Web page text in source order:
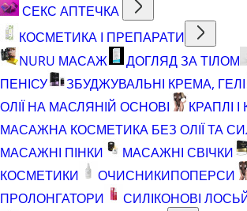
СЕКС АПТЕЧКА
КОСМЕТИКА І ПРЕПАРАТИ
NURU МАСАЖ
ДОГЛЯД ЗА ТІЛОМ
ПЕНІСУ
ЗБУДЖУВАЛЬНІ КРЕМА, ГЕЛІ
ОЛІЇ НА МАСЛЯНІЙ ОСНОВІ
КРАПЛІ
МАСАЖНА КОСМЕТИКА БЕЗ ОЛІЇ ТА
МАСАЖНІ ПІНКИ
МАСАЖНІ СВІЧКИ
КОСМЕТИКИ
ОЧИСНИКИПОПЕРСИ
ПРОЛОНГАТОРИ
СИЛІКОНОВІ